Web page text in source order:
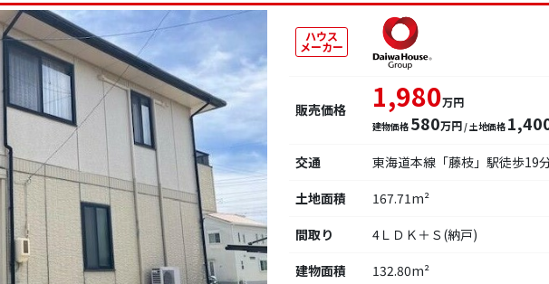
ハウス
メーカー
販売価格 1,980万円
建物価格 580万円 / 土地価格
交通
東海道本線「藤枝」駅徒歩19
土地面積
167.71m²
間取り
4ＬＤＫ＋Ｓ(納戸)
建物面積
132.80m²